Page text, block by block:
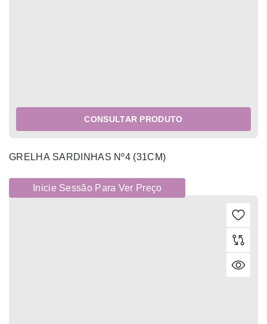
CONSULTAR PRODUTO
GRELHA SARDINHAS Nº4 (31CM)
Inicie Sessão Para Ver Preço